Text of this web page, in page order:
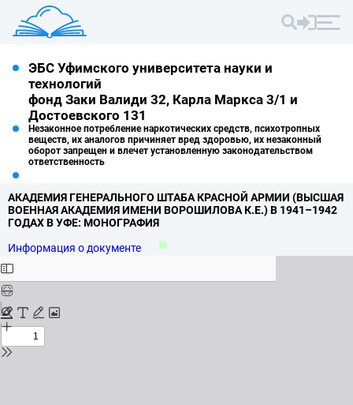
ЭБС Уфимского университета науки и
технологий
фонд Заки Валиди 32, Карла Маркса 3/1 и
Достоевского 131
Незаконное потребление наркотических средств, психотропных
веществ, их аналогов причиняет вред здоровью, их незаконный
оборот запрещен и влечет установленную законодательством
ответственность
АКАДЕМИЯ ГЕНЕРАЛЬНОГО ШТАБА КРАСНОЙ АРМИИ (ВЫСШАЯ
ВОЕННАЯ АКАДЕМИЯ ИМЕНИ ВОРОШИЛОВА К.Е.) В 1941–1942
ГОДАХ В УФЕ: МОНОГРАФИЯ
Информация о документе